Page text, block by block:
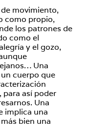
movimiento,
como propio,
los patrones de
como el
y el gozo,
Una
cuerpo que
para así poder
Una
implica una
bien una